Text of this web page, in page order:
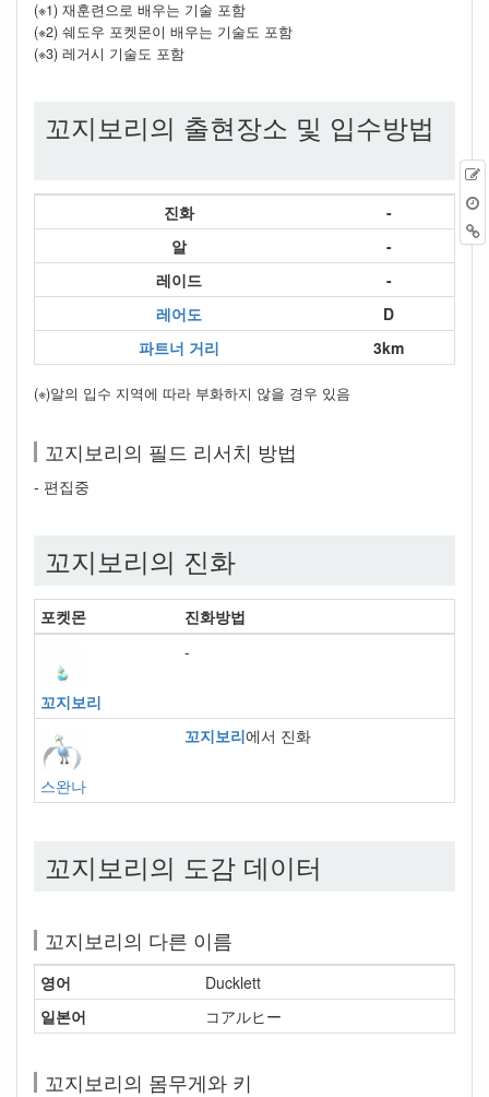
(※1) 재훈련으로 배우는 기술 포함
(※2) 쉐도우 포켓몬이 배우는 기술도 포함
(※3) 레거시 기술도 포함
꼬지보리의 출현장소 및 입수방법
진화
-
알
-
레이드
-
레어도
D
파트너 거리
3km
(※)알의 입수 지역에 따라 부화하지 않을 경우 있음
꼬지보리의 필드 리서치 방법
- 편집중
꼬지보리의 진화
포켓몬 진화방법
꼬지보리
-
스완나
꼬지보리에서 진화
꼬지보리의 도감 데이터
꼬지보리의 다른 이름
영어
Ducklett
일본어
コアルヒー
꼬지보리의 몸무게와 키